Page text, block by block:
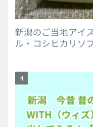
新潟のご当地アイ
ル・コシヒカリソ